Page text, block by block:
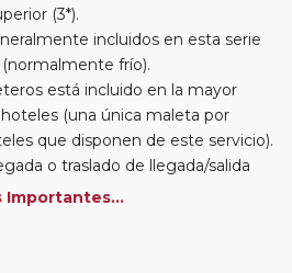
(3*).
incluidos en esta serie
frío).
está incluido en la mayor
(una única maleta por
que disponen de este servicio).
o traslado de llegada/salida
itinerario.
pensión (incluirá un número de
Importantes...